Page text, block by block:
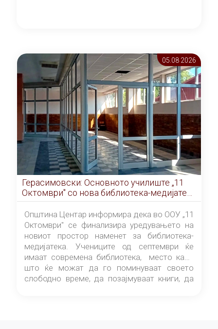
05.08 2026
Герасимовски: Основното училиште „11
Октомври" со нова библиотека-медијатека
од септември
Општина Центар информира дека во ООУ „11
Октомври" се финализира уредувањето на
новиот простор наменет за библиотека-
медијатека. Учениците од септември ќе
имаат современа библиотека, место каде
што ќе можат да го поминуваат своето
слободно време, да позајмуваат книги, да